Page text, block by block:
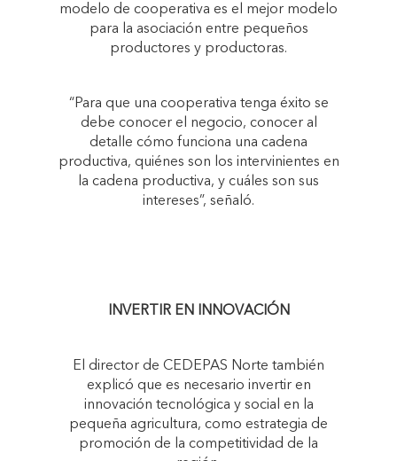
modelo de cooperativa es el mejor modelo
para la asociación entre pequeños
productores y productoras.
“Para que una cooperativa tenga éxito se
debe conocer el negocio, conocer al
detalle cómo funciona una cadena
productiva, quiénes son los intervinientes en
la cadena productiva, y cuáles son sus
intereses”, señaló.
INVERTIR EN INNOVACIÓN
El director de CEDEPAS Norte también
explicó que es necesario invertir en
innovación tecnológica y social en la
pequeña agricultura, como estrategia de
promoción de la competitividad de la